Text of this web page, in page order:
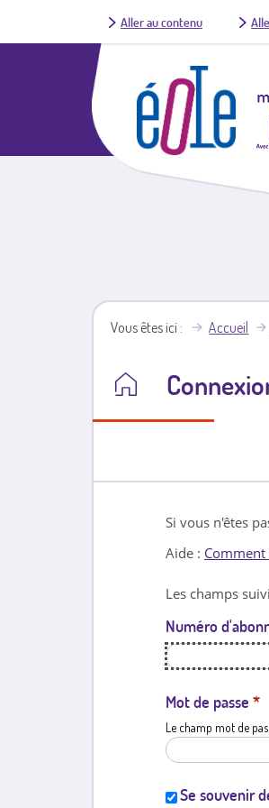
Aller au contenu
Vous êtes ici Accueil
Si vous n'êtes
Aide : Comment
Les champs
Numéro
Mot de passe *
Le champ mot de
Se souvenir